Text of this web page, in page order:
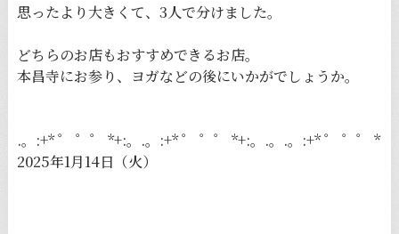
思ったより大きくて、3人で分けました。
どちらのお店もおすすめできるお店。
本昌寺にお参り、ヨガなどの後にいかがでしょうか。
.。:+* ゜ ゜゜ *+:。.。:+* ゜ ゜゜ *+:。.。.。:+* ゜ ゜゜ *
2025年1月14日（火）